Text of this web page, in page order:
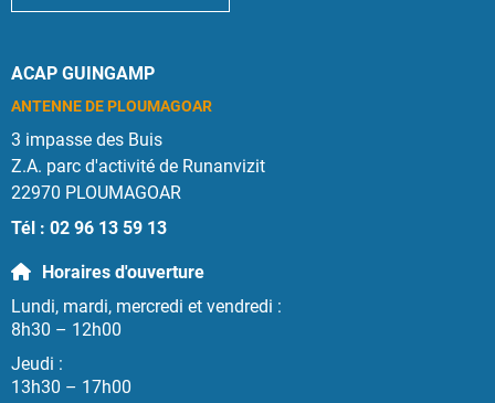
ACAP GUINGAMP
ANTENNE DE PLOUMAGOAR
3 impasse des Buis
Z.A. parc d'activité de Runanvizit
22970 PLOUMAGOAR
Tél : 02 96 13 59 13
Horaires d'ouverture
Lundi, mardi, mercredi et vendredi :
8h30 – 12h00
Jeudi :
13h30 – 17h00